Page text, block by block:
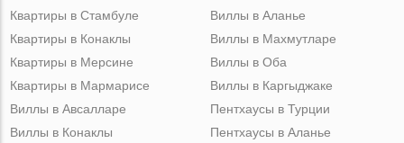
Квартиры в Стамбуле
Квартиры в Конаклы
Квартиры в Мерсине
Квартиры в Мармарисе
Виллы в Аланье
Виллы в Махмутларе
Виллы в Оба
Виллы в Каргыджаке
Виллы в Авсалларе
Виллы в Конаклы
Пентхаусы в Турции
Пентхаусы в Аланье